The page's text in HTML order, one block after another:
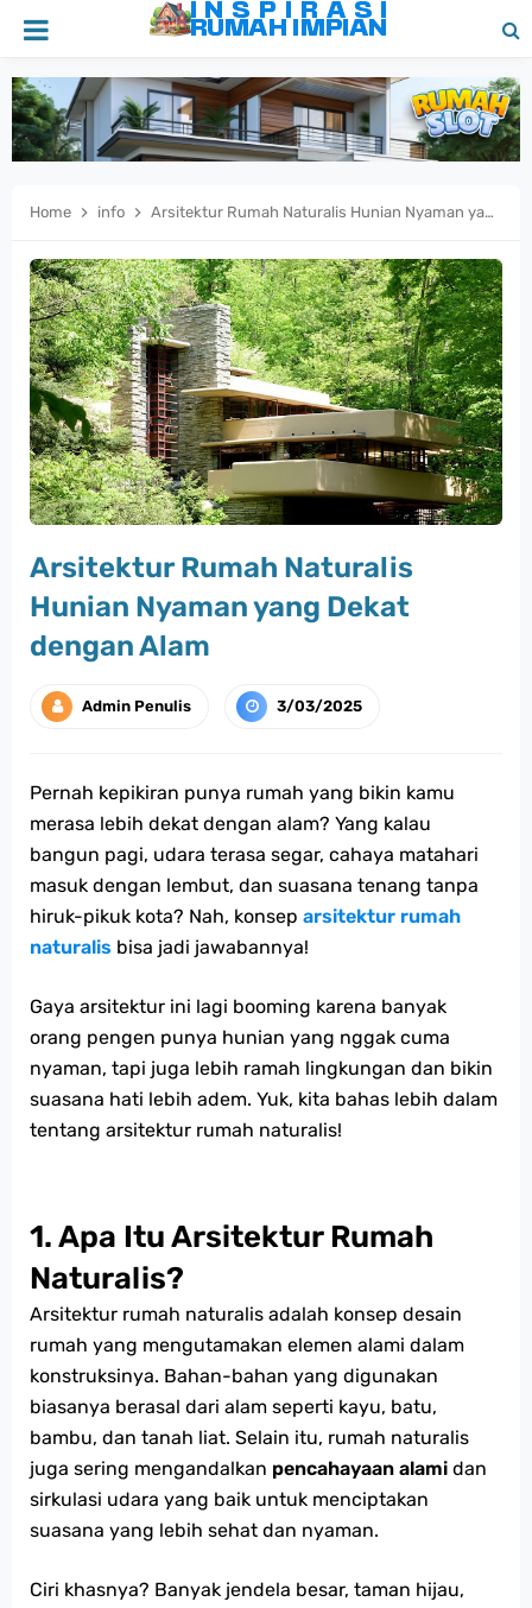
Home info Arsitektur Rumah Naturalis Hunian Nyaman yang Dekat dengan Alam
Arsitektur Rumah Naturalis
Hunian Nyaman yang Dekat
dengan Alam
Admin Penulis 3/03/2025
Pernah kepikiran punya rumah yang bikin kamu
merasa lebih dekat dengan alam? Yang kalau
bangun pagi, udara terasa segar, cahaya matahari
masuk dengan lembut, dan suasana tenang tanpa
hiruk-pikuk kota? Nah, konsep arsitektur rumah
naturalis bisa jadi jawabannya!
Gaya arsitektur ini lagi booming karena banyak
orang pengen punya hunian yang nggak cuma
nyaman, tapi juga lebih ramah lingkungan dan bikin
suasana hati lebih adem. Yuk, kita bahas lebih dalam
tentang arsitektur rumah naturalis!
1. Apa Itu Arsitektur Rumah
Naturalis?
Arsitektur rumah naturalis adalah konsep desain
rumah yang mengutamakan elemen alami dalam
konstruksinya. Bahan-bahan yang digunakan
biasanya berasal dari alam seperti kayu, batu,
bambu, dan tanah liat. Selain itu, rumah naturalis
juga sering mengandalkan pencahayaan alami dan
sirkulasi udara yang baik untuk menciptakan
suasana yang lebih sehat dan nyaman.
Ciri khasnya? Banyak jendela besar, taman hijau,